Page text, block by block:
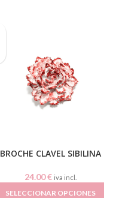
BROCHE CLAVEL SIBILINA
24.00€ iva incl.
SELECCIONAR OPCIONES